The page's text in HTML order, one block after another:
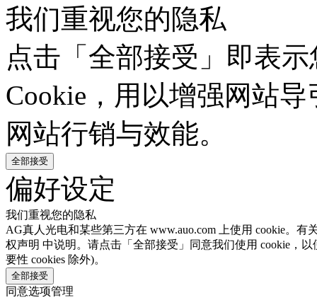
我们重视您的隐私
点击「全部接受」即表
Cookie，用以增强网站
网站行销与效能。
全部接受
偏好设定
我们重视您的隐私
AG真人光电和某些第三方在 www.auo.com 上使用 cookie。
权声明 中说明。请点击「全部接受」同意我们使用 cookie，
要性 cookies 除外)。
全部接受
同意选项管理